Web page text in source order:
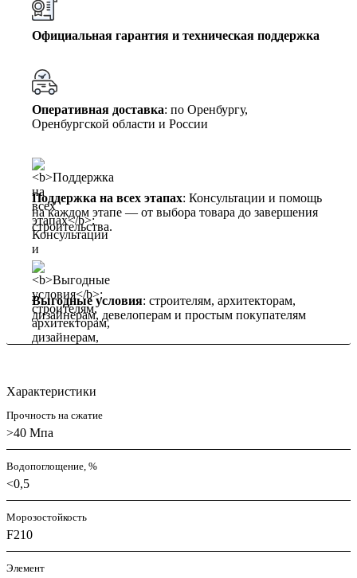
Официальная гарантия и техническая поддержка
Оперативная доставка: по Оренбургу,
Оренбургской области и России
Поддержка на всех этапах: Консультации и помощь
на каждом этапе — от выбора товара до завершения
строительства.
Выгодные условия: строителям, архитекторам,
дизайнерам, девелоперам и простым покупателям
Характеристики
Прочность на сжатие
>40 Мпа
Водопоглощение, %
<0,5
Морозостойкость
F210
Элемент